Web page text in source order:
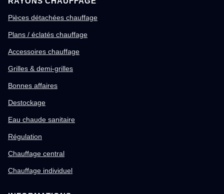
Pièces détachées chauffage
Plans / éclatés chauffage
Accessoires chauffage
Grilles & demi-grilles
Bonnes affaires
Destockage
Eau chaude sanitaire
Régulation
Chauffage central
Chauffage individuel